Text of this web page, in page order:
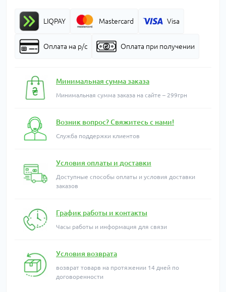
LIQPAY Mastercard Visa
Оплата на р/с Оплата при получении
Минимальная сумма заказа
Минимальная сумма заказа на сайте – 299грн
Возник вопрос? Свяжитесь с нами!
Служба поддержки клиентов
Условия оплаты и доставки
Доступные способы оплаты и условия доставки
заказов
График работы и контакты
Часы работы и информация для связи
Условия возврата
возврат товарв на протяжении 14 дней по
договоренности